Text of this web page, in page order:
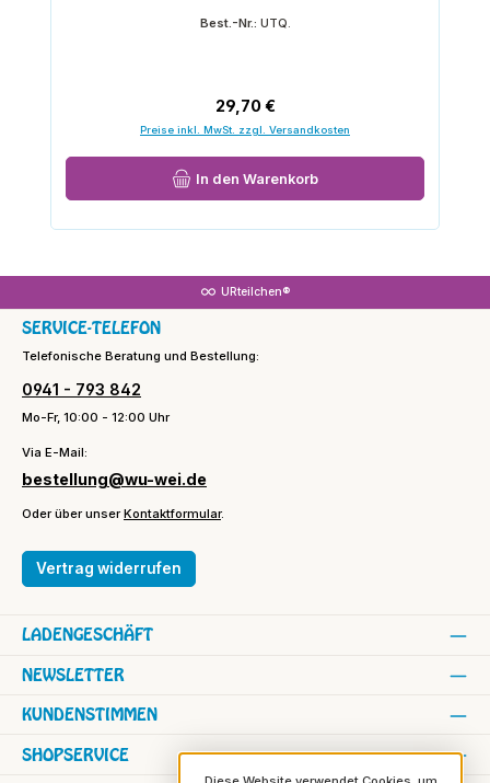
Best.-Nr.: UTQ.
Regulärer Preis:
29,70 €
Preise inkl. MwSt. zzgl. Versandkosten
In den Warenkorb
URteilchen®
SERVICE-TELEFON
Telefonische Beratung und Bestellung:
0941 - 793 842
Mo-Fr, 10:00 - 12:00 Uhr
Via E-Mail:
bestellung@wu-wei.de
Oder über unserKontaktformular.
Vertrag widerrufen
SHOPSERVICE
NEWSLETTER
KUNDENSTIMMEN
LADENGESCHÄFT